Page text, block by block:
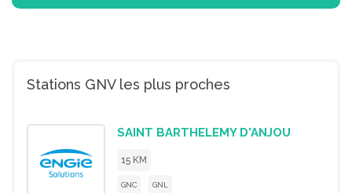
Stations GNV les plus proches
SAINT BARTHELEMY D'ANJOU
15 KM
GNC GNL